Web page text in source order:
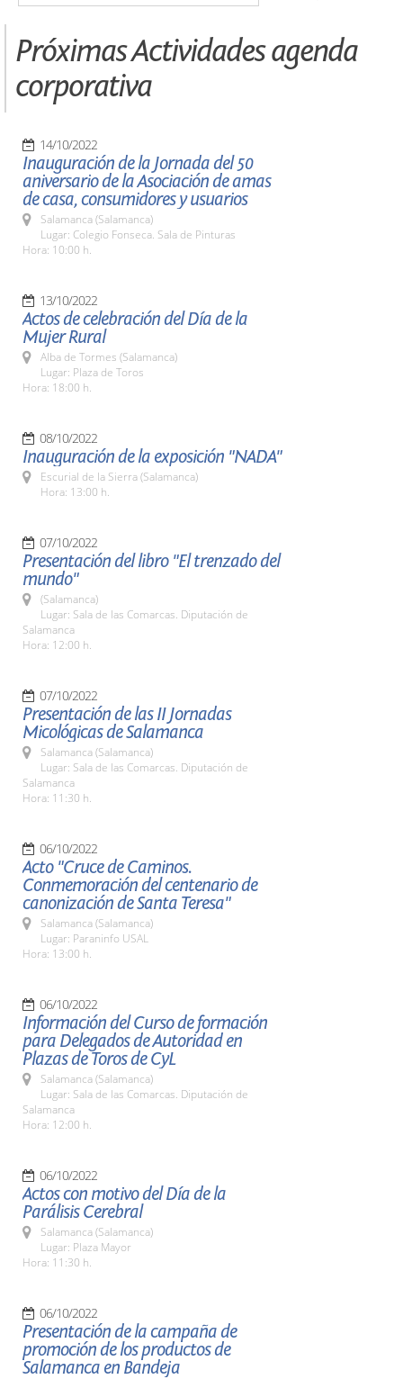
Próximas Actividades agenda
corporativa
14/10/2022
Inauguración de la Jornada del 50
aniversario de la Asociación de amas
de casa, consumidores y usuarios
Salamanca (Salamanca)
Lugar: Colegio Fonseca. Sala de Pinturas
Hora: 10:00 h.
13/10/2022
Actos de celebración del Día de la
Mujer Rural
Alba de Tormes (Salamanca)
Lugar: Plaza de Toros
Hora: 18:00 h.
08/10/2022
Inauguración de la exposición "NADA"
Escurial de la Sierra (Salamanca)
Hora: 13:00 h.
07/10/2022
Presentación del libro "El trenzado del
mundo"
(Salamanca)
Lugar: Sala de las Comarcas. Diputación de
Salamanca
Hora: 12:00 h.
07/10/2022
Presentación de las II Jornadas
Micológicas de Salamanca
Salamanca (Salamanca)
Lugar: Sala de las Comarcas. Diputación de
Salamanca
Hora: 11:30 h.
06/10/2022
Acto "Cruce de Caminos.
Conmemoración del centenario de
canonización de Santa Teresa"
Salamanca (Salamanca)
Lugar: Paraninfo USAL
Hora: 13:00 h.
06/10/2022
Información del Curso de formación
para Delegados de Autoridad en
Plazas de Toros de CyL
Salamanca (Salamanca)
Lugar: Sala de las Comarcas. Diputación de
Salamanca
Hora: 12:00 h.
06/10/2022
Actos con motivo del Día de la
Parálisis Cerebral
Salamanca (Salamanca)
Lugar: Plaza Mayor
Hora: 11:30 h.
06/10/2022
Presentación de la campaña de
promoción de los productos de
Salamanca en Bandeja